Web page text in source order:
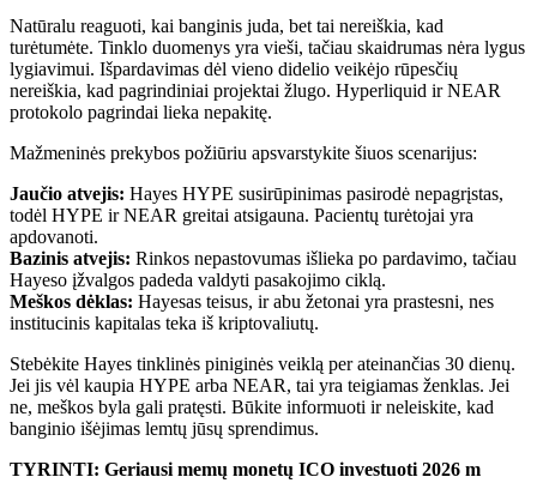
Natūralu reaguoti, kai banginis juda, bet tai nereiškia, kad
turėtumėte. Tinklo duomenys yra vieši, tačiau skaidrumas nėra lygus
lygiavimui. Išpardavimas dėl vieno didelio veikėjo rūpesčių
nereiškia, kad pagrindiniai projektai žlugo. Hyperliquid ir NEAR
protokolo pagrindai lieka nepakitę.
Mažmeninės prekybos požiūriu apsvarstykite šiuos scenarijus:
Jaučio atvejis: Hayes HYPE susirūpinimas pasirodė nepagrįstas,
todėl HYPE ir NEAR greitai atsigauna. Pacientų turėtojai yra
apdovanoti.
Bazinis atvejis: Rinkos nepastovumas išlieka po pardavimo, tačiau
Hayeso įžvalgos padeda valdyti pasakojimo ciklą.
Meškos dėklas: Hayesas teisus, ir abu žetonai yra prastesni, nes
institucinis kapitalas teka iš kriptovaliutų.
Stebėkite Hayes tinklinės piniginės veiklą per ateinančias 30 dienų.
Jei jis vėl kaupia HYPE arba NEAR, tai yra teigiamas ženklas. Jei
ne, meškos byla gali pratęsti. Būkite informuoti ir neleiskite, kad
banginio išėjimas lemtų jūsų sprendimus.
TYRINTI: Geriausi memų monetų ICO investuoti 2026 m